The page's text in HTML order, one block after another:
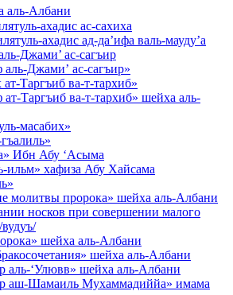
Албани
ахадис ас-сахиха
ахадис ад-да’ифа валь-мауду’а
Джами’ ас-сагъир
аль-Джами’ ас-сагъир»
Таргъиб ва-т-тархиб»
ат-Таргъиб ва-т-тархиб» шейха аль-
масабих»
Ибн Абу ‘Асыма
ильм» хафиза Абу Хайсама
молитвы пророка» шейха аль-Албани
носков при совершении малого
шейха аль-Албани
шейха аль-Албани
аль-‘Улювв» шейха аль-Албани
аш-Шамаиль Мухаммадиййа» имама